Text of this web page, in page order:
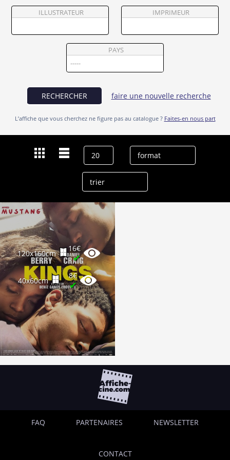
Vendre
ILLUSTRATEUR IMPRIMEUR
PAYS
RECHERCHER faire une nouvelle recherche
L’affiche que vous cherchez ne figure pas au catalogue ? Faites-en nous part
120x160cm
16€
✔
40x60cm
8€
✔
FAQ PARTENAIRES NEWSLETTER
CONTACT